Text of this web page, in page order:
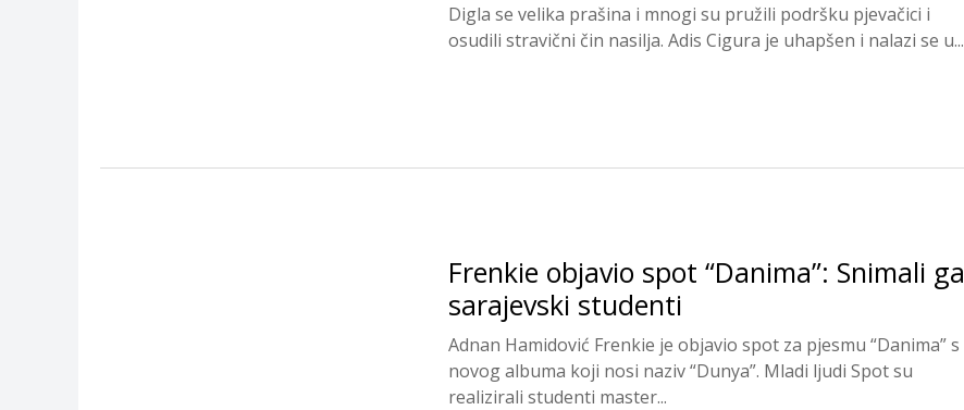
Digla se velika prašina i mnogi su pružili podršku pjevačici i
osudili stravični čin nasilja. Adis Cigura je uhapšen i nalazi se u...
Frenkie objavio spot “Danima”: Snimali ga
sarajevski studenti
Adnan Hamidović Frenkie je objavio spot za pjesmu “Danima” s
novog albuma koji nosi naziv “Dunya”. Mladi ljudi Spot su
realizirali studenti master...